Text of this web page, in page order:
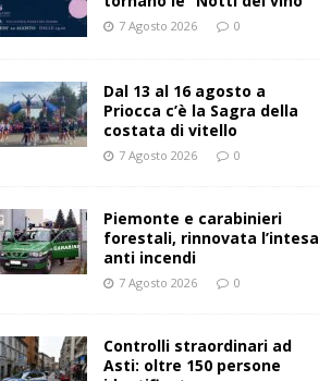
7 Agosto 2026 0
Dal 13 al 16 agosto a
Priocca c’è la Sagra della
costata di vitello
7 Agosto 2026 0
Piemonte e carabinieri
forestali, rinnovata l’intesa
anti incendi
7 Agosto 2026 0
Controlli straordinari ad
Asti: oltre 150 persone